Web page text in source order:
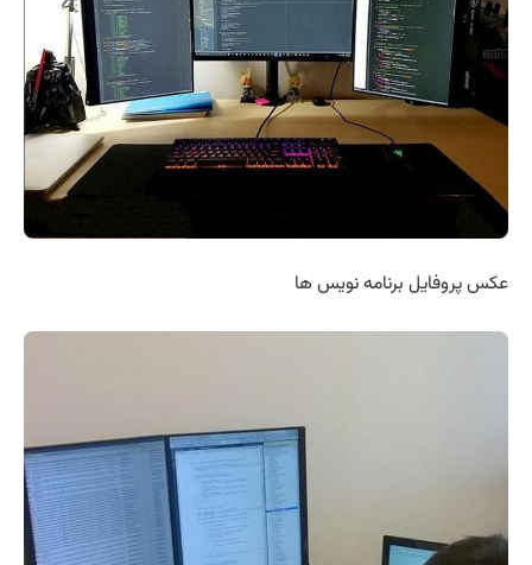
عکس پروفایل برنامه نویس ها